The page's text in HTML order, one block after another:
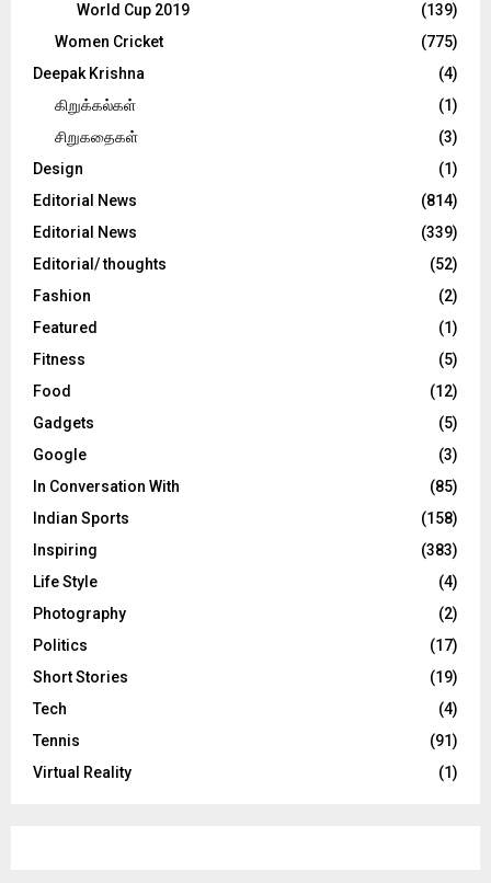
World Cup 2019
(139)
Women Cricket
(775)
Deepak Krishna
(4)
கிறுக்கல்கள்
(1)
சிறுகதைகள்
(3)
Design
(1)
Editorial News
(814)
Editorial News
(339)
Editorial/ thoughts
(52)
Fashion
(2)
Featured
(1)
Fitness
(5)
Food
(12)
Gadgets
(5)
Google
(3)
In Conversation With
(85)
Indian Sports
(158)
Inspiring
(383)
Life Style
(4)
Photography
(2)
Politics
(17)
Short Stories
(19)
Tech
(4)
Tennis
(91)
Virtual Reality
(1)